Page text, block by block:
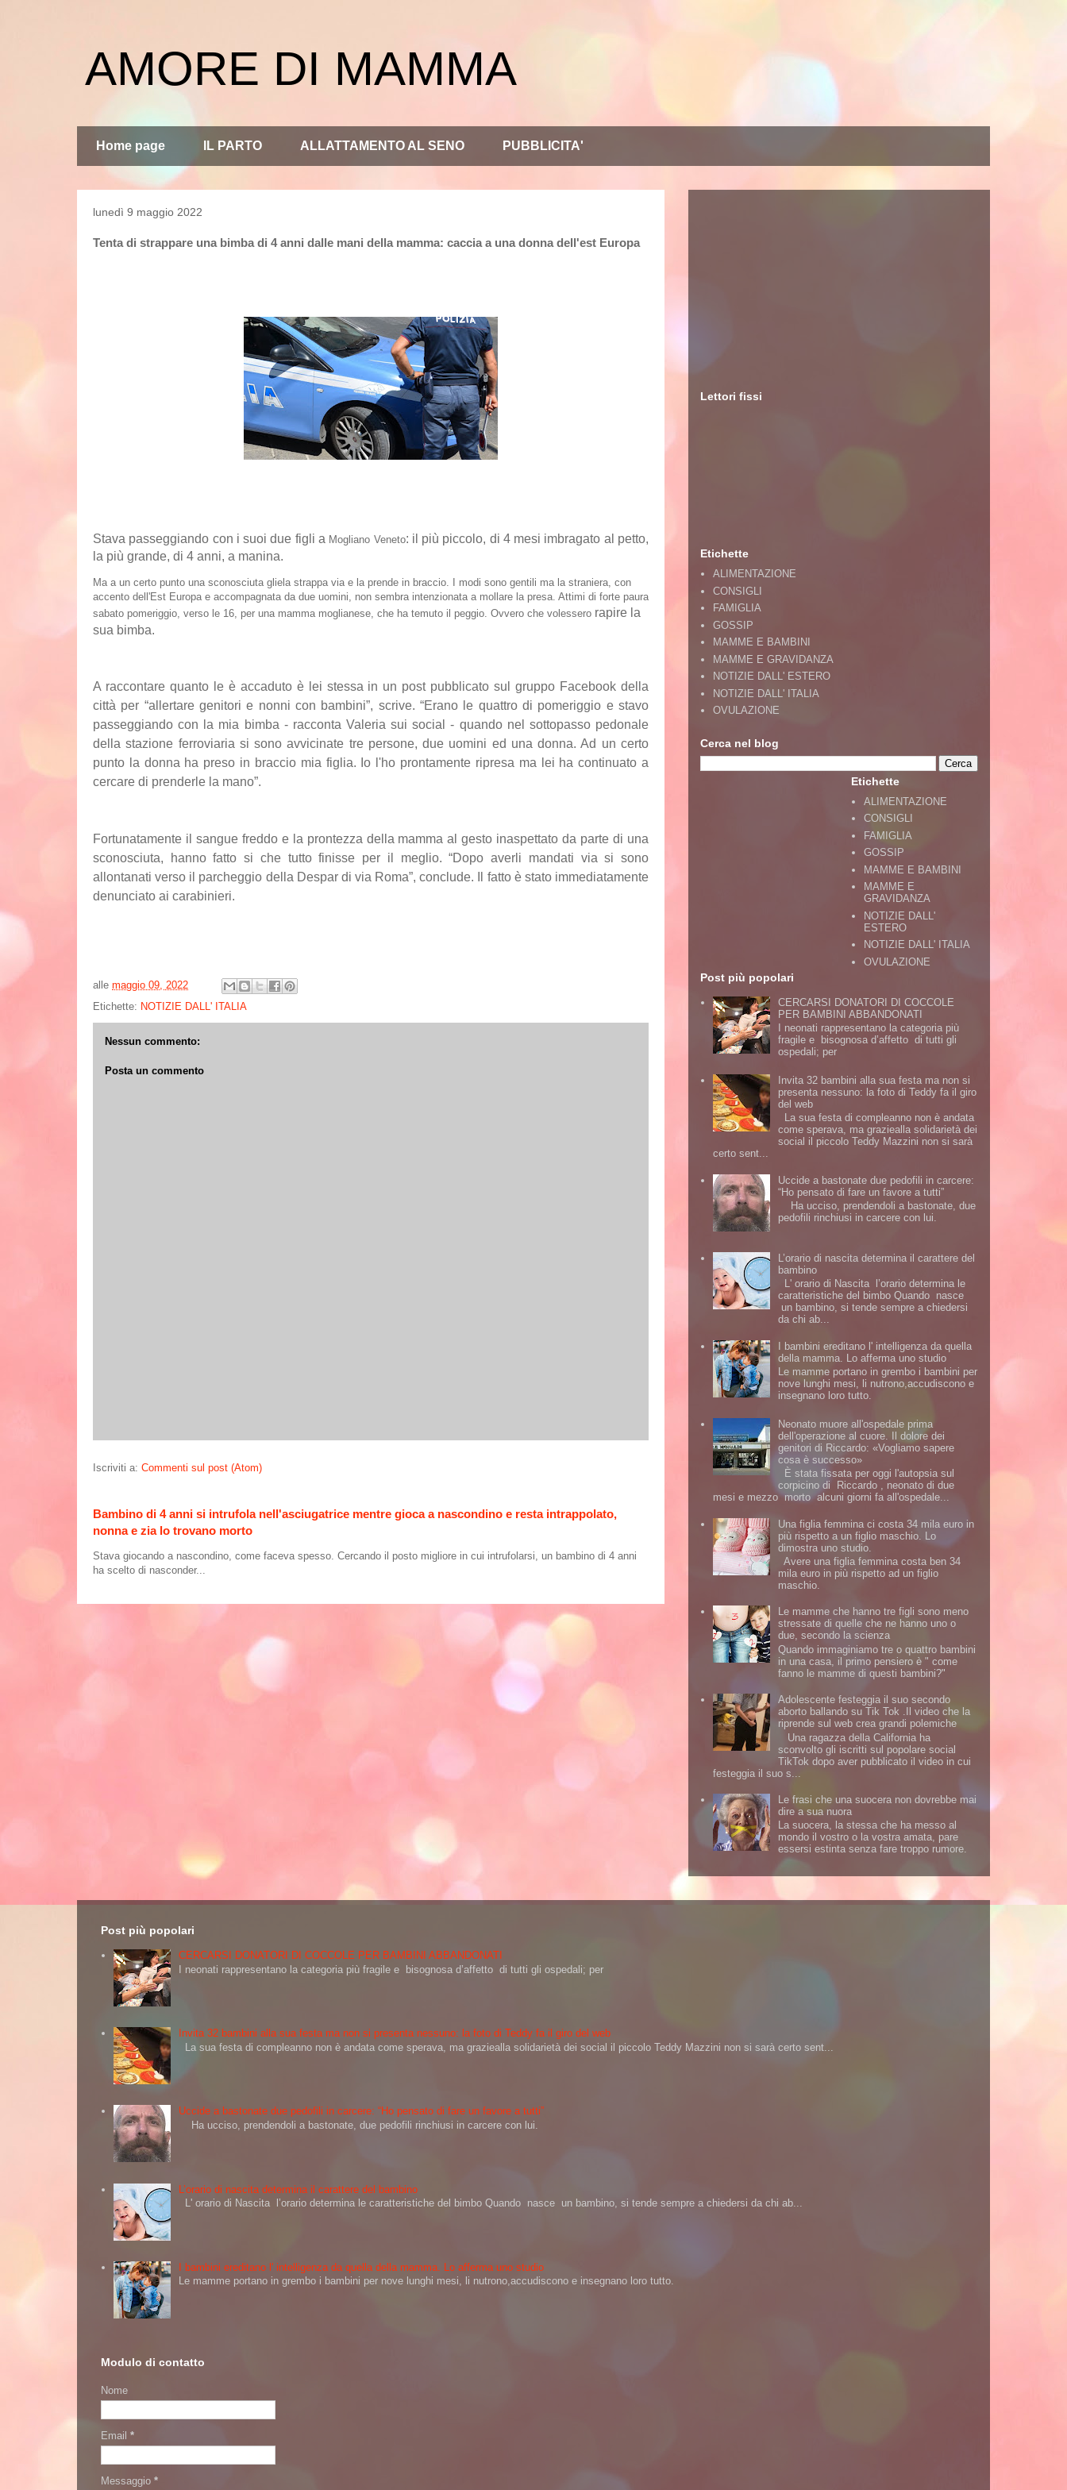
AMORE DI MAMMA
Home page IL PARTO ALLATTAMENTO AL SENO PUBBLICITA'
lunedì 9 maggio 2022
Tenta di strappare una bimba di 4 anni dalle mani della mamma: caccia a una donna dell'est Europa
Stava passeggiando con i suoi due figli a Mogliano Veneto: il più piccolo, di 4 mesi imbragato al petto,
la più grande, di 4 anni, a manina.
Ma a un certo punto una sconosciuta gliela strappa via e la prende in braccio. I modi sono gentili ma la straniera, con
accento dell'Est Europa e accompagnata da due uomini, non sembra intenzionata a mollare la presa. Attimi di forte paura
sabato pomeriggio, verso le 16, per una mamma moglianese, che ha temuto il peggio. Ovvero che volessero rapire la
sua bimba.
A raccontare quanto le è accaduto è lei stessa in un post pubblicato sul gruppo Facebook della
città per “allertare genitori e nonni con bambini”, scrive. “Erano le quattro di pomeriggio e stavo
passeggiando con la mia bimba - racconta Valeria sui social - quando nel sottopasso pedonale
della stazione ferroviaria si sono avvicinate tre persone, due uomini ed una donna. Ad un certo
punto la donna ha preso in braccio mia figlia. Io l'ho prontamente ripresa ma lei ha continuato a
cercare di prenderle la mano”.
Fortunatamente il sangue freddo e la prontezza della mamma al gesto inaspettato da parte di una
sconosciuta, hanno fatto si che tutto finisse per il meglio. “Dopo averli mandati via si sono
allontanati verso il parcheggio della Despar di via Roma”, conclude. Il fatto è stato immediatamente
denunciato ai carabinieri.
alle maggio 09, 2022
Etichette: NOTIZIE DALL' ITALIA
Nessun commento:
Posta un commento
Iscriviti a: Commenti sul post (Atom)
Bambino di 4 anni si intrufola nell'asciugatrice mentre gioca a nascondino e resta intrappolato,
nonna e zia lo trovano morto
Stava giocando a nascondino, come faceva spesso. Cercando il posto migliore in cui intrufolarsi, un bambino di 4 anni
ha scelto di nasconder...
Lettori fissi
Etichette
ALIMENTAZIONE
CONSIGLI
FAMIGLIA
GOSSIP
MAMME E BAMBINI
MAMME E GRAVIDANZA
NOTIZIE DALL' ESTERO
NOTIZIE DALL' ITALIA
OVULAZIONE
Cerca nel blog
Etichette
ALIMENTAZIONE
CONSIGLI
FAMIGLIA
GOSSIP
MAMME E BAMBINI
MAMME E
GRAVIDANZA
NOTIZIE DALL'
ESTERO
NOTIZIE DALL' ITALIA
OVULAZIONE
Post più popolari
CERCARSI DONATORI DI COCCOLE
PER BAMBINI ABBANDONATI
I neonati rappresentano la categoria più
fragile e bisognosa d’affetto di tutti gli
ospedali; per
Invita 32 bambini alla sua festa ma non si
presenta nessuno: la foto di Teddy fa il giro
del web
La sua festa di compleanno non è andata
come sperava, ma graziealla solidarietà dei
social il piccolo Teddy Mazzini non si sarà
certo sent...
Uccide a bastonate due pedofili in carcere:
“Ho pensato di fare un favore a tutti”
Ha ucciso, prendendoli a bastonate, due
pedofili rinchiusi in carcere con lui.
L’orario di nascita determina il carattere del
bambino
L' orario di Nascita l’orario determina le
caratteristiche del bimbo Quando nasce
un bambino, si tende sempre a chiedersi
da chi ab...
I bambini ereditano l' intelligenza da quella
della mamma. Lo afferma uno studio
Le mamme portano in grembo i bambini per
nove lunghi mesi, li nutrono,accudiscono e
insegnano loro tutto.
Neonato muore all'ospedale prima
dell'operazione al cuore. Il dolore dei
genitori di Riccardo: «Vogliamo sapere
cosa è successo»
È stata fissata per oggi l'autopsia sul
corpicino di Riccardo , neonato di due
mesi e mezzo morto alcuni giorni fa all'ospedale...
Una figlia femmina ci costa 34 mila euro in
più rispetto a un figlio maschio. Lo
dimostra uno studio.
Avere una figlia femmina costa ben 34
mila euro in più rispetto ad un figlio
maschio.
Le mamme che hanno tre figli sono meno
stressate di quelle che ne hanno uno o
due, secondo la scienza
Quando immaginiamo tre o quattro bambini
in una casa, il primo pensiero è " come
fanno le mamme di questi bambini?"
Adolescente festeggia il suo secondo
aborto ballando su Tik Tok .Il video che la
riprende sul web crea grandi polemiche
Una ragazza della California ha
sconvolto gli iscritti sul popolare social
TikTok dopo aver pubblicato il video in cui
festeggia il suo s...
Le frasi che una suocera non dovrebbe mai
dire a sua nuora
La suocera, la stessa che ha messo al
mondo il vostro o la vostra amata, pare
essersi estinta senza fare troppo rumore.
Post più popolari
CERCARSI DONATORI DI COCCOLE PER BAMBINI ABBANDONATI
I neonati rappresentano la categoria più fragile e bisognosa d’affetto di tutti gli ospedali; per
Invita 32 bambini alla sua festa ma non si presenta nessuno: la foto di Teddy fa il giro del web
La sua festa di compleanno non è andata come sperava, ma graziealla solidarietà dei social il piccolo Teddy Mazzini non si sarà certo sent...
Uccide a bastonate due pedofili in carcere: “Ho pensato di fare un favore a tutti”
Ha ucciso, prendendoli a bastonate, due pedofili rinchiusi in carcere con lui.
L’orario di nascita determina il carattere del bambino
L' orario di Nascita l’orario determina le caratteristiche del bimbo Quando nasce un bambino, si tende sempre a chiedersi da chi ab...
I bambini ereditano l' intelligenza da quella della mamma. Lo afferma uno studio
Le mamme portano in grembo i bambini per nove lunghi mesi, li nutrono,accudiscono e insegnano loro tutto.
Modulo di contatto
Nome
Email *
Messaggio *